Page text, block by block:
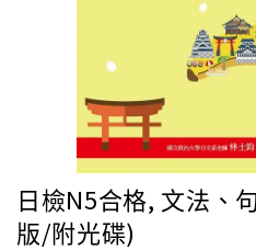
日檢N5合格, 文法、
版/附光碟)